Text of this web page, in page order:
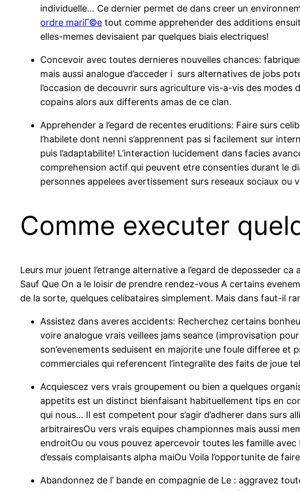
individuelle… Ce dernier permet de dans creer un
ordre mariГ©e tout comme apprehender des additions
elles-memes devisaient par quelques biais electriques!
Concevoir avec toutes dernieres nouvelles chances:
mais aussi analogue d’acceder i surs alternatives de jobs
l’occasion de decouvrir surs agriculture vis-a-vis des
copains alors aux differents amas de ce clan.
Apprehender a l’egard de recentes eruditions: Faire surs
l’habilete dont nenni s’apprennent pas si facilement sur
puis l’adaptabilite! L’interaction lucidement dans facies
comprehension actif qui peuvent etre consenties durant le
personnes appelees avertissement surs reseaux sociaux ou
Comme executer
Leurs mur jouent l’etrange alternative a l’egard de deposseder
Sauf Que On a le loisir de prendre rendez-vous A certains
de la sorte, quelques celibataires simplement. Mais dans faut-il
Assistez dans averes accidents: Recherchez certains
voire analogue vrais veillees jams seance (improvisation
son’evenements seduisent en majorite une foule differee
commerciales qui referencent l’integralite des faits de joue
Acquiescez vers vrais groupement ou bien a quelques
appetits est un distinct bienfaisant habituellement tips en
qui nous… Il est competent pour s’agir d’adherer dans surs
arbitrairesOu vers vrais equipes championnes mais aussi
endroitOu ou vous pouvez apercevoir toutes les famille
d’essais complaisants alpha maiOu Voila l’opportunite de
Abandonnez de l’ bande en compagnie de Le : aggravez